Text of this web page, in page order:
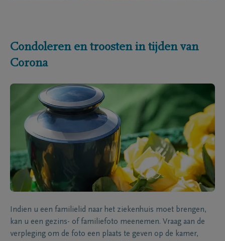
Condoleren en troosten in tijden van
Corona
Indien u een familielid naar het ziekenhuis moet brengen,
kan u een gezins- of familiefoto meenemen. Vraag aan de
verpleging om de foto een plaats te geven op de kamer,